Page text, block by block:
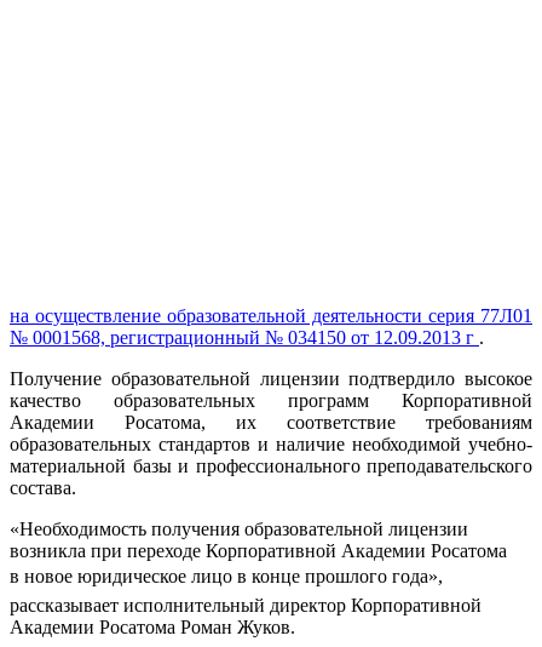
на осуществление образовательной деятельности серия 77Л01
№ 0001568, регистрационный № 034150 от 12.09.2013 г .
Получение образовательной лицензии подтвердило высокое
качество образовательных программ Корпоративной
Академии Росатома, их соответствие требованиям
образовательных стандартов и наличие необходимой учебно-
материальной базы и профессионального преподавательского
состава.
«Необходимость получения образовательной лицензии
возникла при переходе Корпоративной Академии Росатома
в новое юридическое лицо в конце прошлого года», 
рассказывает исполнительный директор Корпоративной
Академии Росатома Роман Жуков.